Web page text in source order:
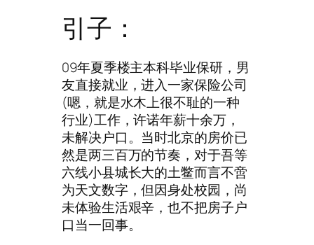
引子：
09年夏季楼主本科毕业保研，男
友直接就业，进入一家保险公司
(嗯，就是水木上很不耻的一种
行业)工作，许诺年薪十余万，
未解决户口。当时北京的房价已
然是两三百万的节奏，对于吾等
六线小县城长大的土鳖而言不啻
为天文数字，但因身处校园，尚
未体验生活艰辛，也不把房子户
口当一回事。